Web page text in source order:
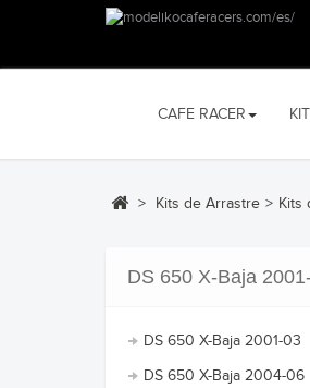
CAFE RACER
> Kits de Arrastre > Kits
DS 650 X-Baja
DS 650 X-Baja 2001-03
DS 650 X-Baja 2004-06